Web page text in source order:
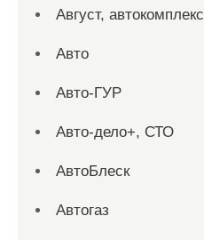
Август, автокомплекс
Авто
Авто-ГУР
Авто-дело+, СТО
АвтоБлеск
Автогаз